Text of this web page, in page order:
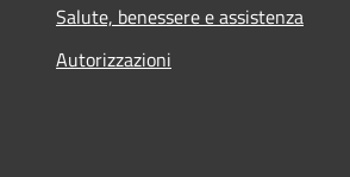
Salute, benessere e assistenza
Autorizzazioni